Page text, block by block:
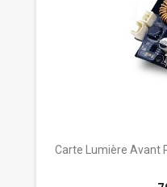
Carte Lumière Avant